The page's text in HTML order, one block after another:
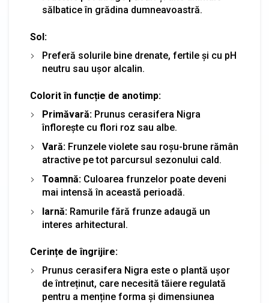
sălbatice în grădina dumneavoastră.
Sol:
Preferă solurile bine drenate, fertile și cu pH
neutru sau ușor alcalin.
Colorit în funcție de anotimp:
Primăvară: Prunus cerasifera Nigra
înflorește cu flori roz sau albe.
Vară: Frunzele violete sau roșu-brune rămân
atractive pe tot parcursul sezonului cald.
Toamnă: Culoarea frunzelor poate deveni
mai intensă în această perioadă.
Iarnă: Ramurile fără frunze adaugă un
interes arhitectural.
Cerințe de îngrijire:
Prunus cerasifera Nigra este o plantă ușor
de întreținut, care necesită tăiere regulată
pentru a menține forma și dimensiunea